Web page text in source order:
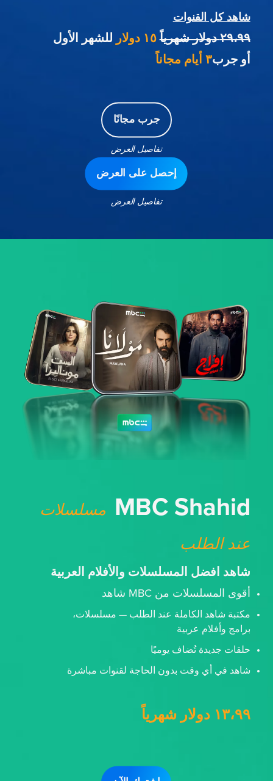
شاهد كل القنوات
٢٩،٩٩ دولار شهرياً ١٥ دولار
للشهر الأول
أو جرب٣ أيام مجاناً
جرب مجانًا
تفاصيل العرض
إحصل على العرض
تفاصيل العرض
MBC Shahid مسلسلات
عند الطلب
شاهد افضل المسلسلات والأفلام العربية
أقوى المسلسلات من MBC شاهد
مكتبة شاهد الكاملة عند الطلب — مسلسلات،
برامج وأفلام عربية
حلقات جديدة تُضاف يوميًا
شاهد في أي وقت بدون الحاجة لقنوات مباشرة
١٣،٩٩ دولار شهرياً